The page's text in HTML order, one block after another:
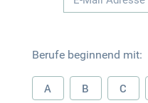
Berufe beginnend mit:
A B C